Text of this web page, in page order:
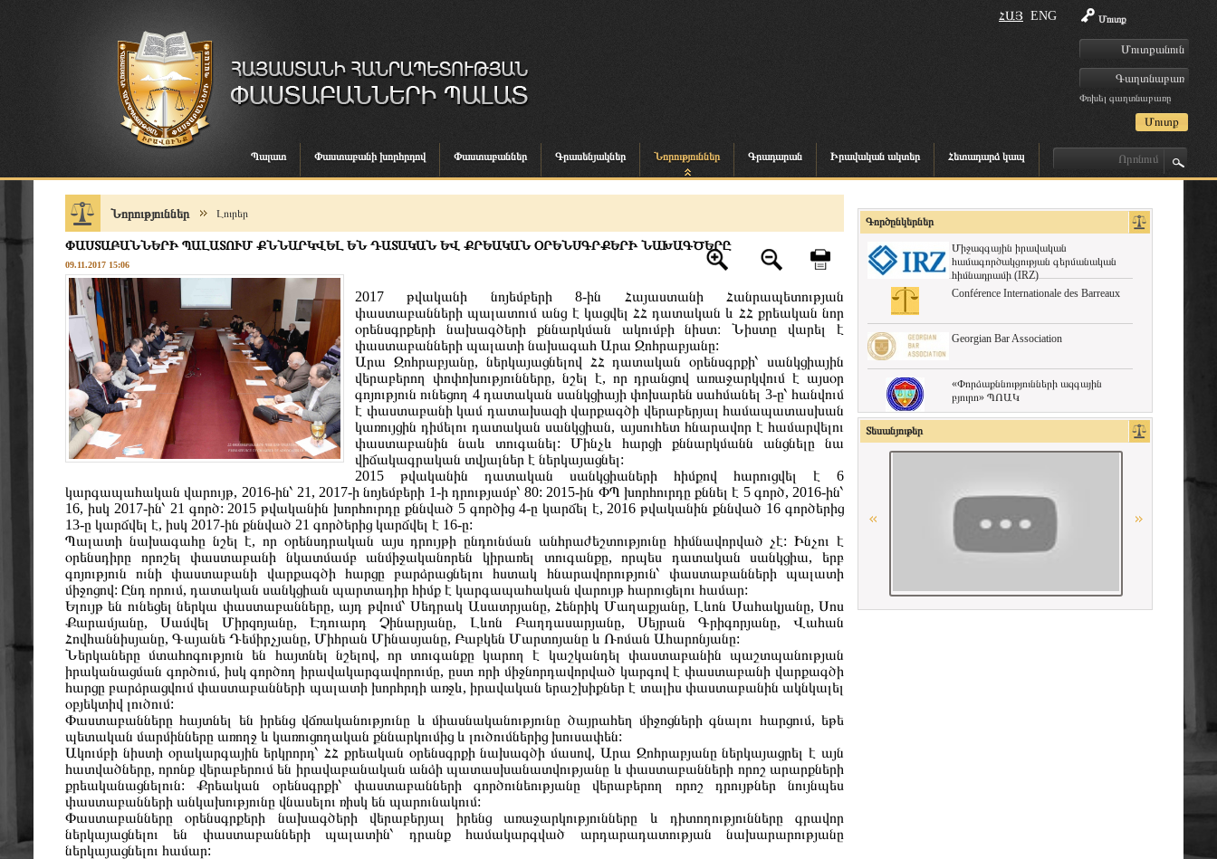
Մուտք
Փոխել գաղտնաբառը
ՀԱՅ ENG
Պալատ Փաստաբանի խորհրդով Փաստաբաններ Գրասենյակներ Նորություններ Գրադարան Իրավական ակտեր Հետադարձ կապ
Նորություններ Լուրեր
ՓԱՍՏԱԲԱՆՆԵՐԻ ՊԱԼԱՏՈՒՄ ՔՆՆԱՐԿՎԵԼ ԵՆ ԴԱՏԱԿԱՆ ԵՎ ՔՐԵԱԿԱՆ ՕՐԵՆՍԳՐՔԵՐԻ ՆԱԽԱԳԾԵՐԸ
09.11.2017 15:06
2017 թվականի նոյեմբերի 8-ին Հայաստանի Հանրապետության
փաստաբանների պալատում անց է կացվել ՀՀ դատական և ՀՀ քրեական նոր
օրենսգրքերի նախագծերի քննարկման ակումբի նիստ։ Նիստը վարել է
փաստաբանների պալատի նախագահ Արա Զոհրաբյանը:
Արա Զոհրաբյանը, ներկայացնելով ՀՀ դատական օրենսգրքի՝ սանկցիային
վերաբերող փոփոխությունները, նշել է, որ դրանցով առաջարկվում է այսօր
գոյություն ունեցող 4 դատական սանկցիայի փոխարեն սահմանել 3-ը՝ հանվում
է փաստաբանի կամ դատախազի վարքագծի վերաբերյալ համապատասխան
կառույցին դիմելու դատական սանկցիան, այսուհետ հնարավոր է համարվելու
փաստաբանին նաև տուգանել: Մինչև հարցի քննարկմանն անցնելը նա
վիճակագրական տվյալներ է ներկայացնել:
2015 թվականին դատական սանկցիաների հիմքով հարուցվել է 6
կարգապահական վարույթ, 2016-ին՝ 21, 2017-ի նոյեմբերի 1-ի դրությամբ՝ 80: 2015-ին ՓՊ խորհուրդը քննել է 5 գործ, 2016-ին՝
16, իսկ 2017-ին՝ 21 գործ: 2015 թվականին խորհուրդը քննված 5 գործից 4-ը կարճել է, 2016 թվականին քննված 16 գործերից
13-ը կարճվել է, իսկ 2017-ին քննված 21 գործերից կարճվել է 16-ը:
Պալատի նախագահը նշել է, որ օրենսդրական այս դրույթի ընդունման անհրաժեշտությունը հիմնավորված չէ: Ինչու է
օրենսդիրը որոշել փաստաբանի նկատմամբ անմիջականորեն կիրառել տուգանքը, որպես դատական սանկցիա, երբ
գոյություն ունի փաստաբանի վարքագծի հարցը բարձրացնելու հստակ հնարավորություն՝ փաստաբանների պալատի
միջոցով: Ընդ որում, դատական սանկցիան պարտադիր հիմք է կարգապահական վարույթ հարուցելու համար:
Ելույթ են ունեցել ներկա փաստաբանները, այդ թվում՝ Սեդրակ Ասատրյանը, Հենրիկ Մաղաքյանը, Լևոն Սահակյանը, Սոս
Քարամյանը, Սամվել Միրզոյանը, Էդուարդ Չինարյանը, Լևոն Բաղդասարյանը, Սեյրան Գրիգորյանը, Վահան
Հովհաննիսյանը, Գայանե Դեմիրչյանը, Միհրան Մինասյանը, Բաբկեն Մարտոյանը և Ռոման Ահարոնյանը:
Ներկաները մտահոգություն են հայտնել նշելով, որ տուգանքը կարող է կաշկանդել փաստաբանին պաշտպանության
իրականացման գործում, իսկ գործող իրավակարգավորումը, ըստ որի միջնորդավորված կարգով է փաստաբանի վարքագծի
հարցը բարձրացվում փաստաբանների պալատի խորհրդի առջև, իրավական երաշխիքներ է տալիս փաստաբանին ակնկալել
օբյեկտիվ լուծում:
Փաստաբանները հայտնել են իրենց վճռականությունը և միասնականությունը ծայրահեղ միջոցների գնալու հարցում, եթե
պետական մարմինները առողջ և կառուցողական քննարկումից և լուծումներից խուսափեն:
Ակումբի նիստի օրակարգային երկրորդ՝ ՀՀ քրեական օրենսգրքի նախագծի մասով, Արա Զոհրաբյանը ներկայացրել է այն
հատվածները, որոնք վերաբերում են իրավաբանական անձի պատասխանատվությանը և փաստաբանների որոշ արարքների
քրեականացնելուն: Քրեական օրենսգրքի՝ փաստաբանների գործունեությանը վերաբերող որոշ դրույթներ նույնպես
փաստաբանների անկախությունը վնասելու ռիսկ են պարունակում:
Փաստաբանները օրենսգրքերի նախագծերի վերաբերյալ իրենց առաջարկությունները և դիտողությունները գրավոր
ներկայացնելու են փաստաբանների պալատին՝ դրանք համակարգված արդարադատության նախարարությանը
ներկայացնելու համար:
Գործընկերներ
Միջազգային իրավական
համագործակցության գերմանական
հիմնադրամի (IRZ)
Conférence Internationale des Barreaux
Georgian Bar Association
«Փորձաքննությունների ազգային
բյուրո» ՊՈԱԿ
La Grande Bibliothèque du Droit
Ordre des avocats de Paris
Տեսանյութեր